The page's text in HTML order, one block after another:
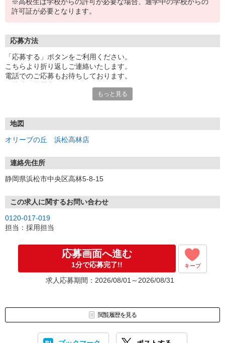
許可証が必要となります。
応募方法
「応募する」ボタンをご利用ください。
こちらより折り返しご連絡いたします。
電話でのご応募もお待ちしております。
もっと見る
地図
オリーブの丘 浜松高林店
連絡先住所
静岡県浜松市中央区高林5-8-15
この求人に関するお問い合わせ
0120-017-019
担当：採用担当
応募画面へ進む
1分で応募完了!! キープ
求人応募期間：2026/08/01～2026/08/31
閲覧履歴を見る